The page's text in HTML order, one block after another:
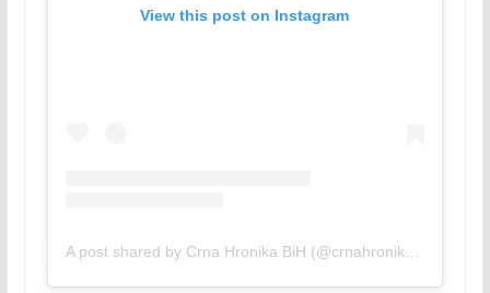
View this post on Instagram
A post shared by Crna Hronika BiH (@crnahronikabih)